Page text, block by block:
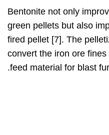
Bentonite not only
green pellets but also
fired pellet [7]. The
convert the iron ore
feed material for blast